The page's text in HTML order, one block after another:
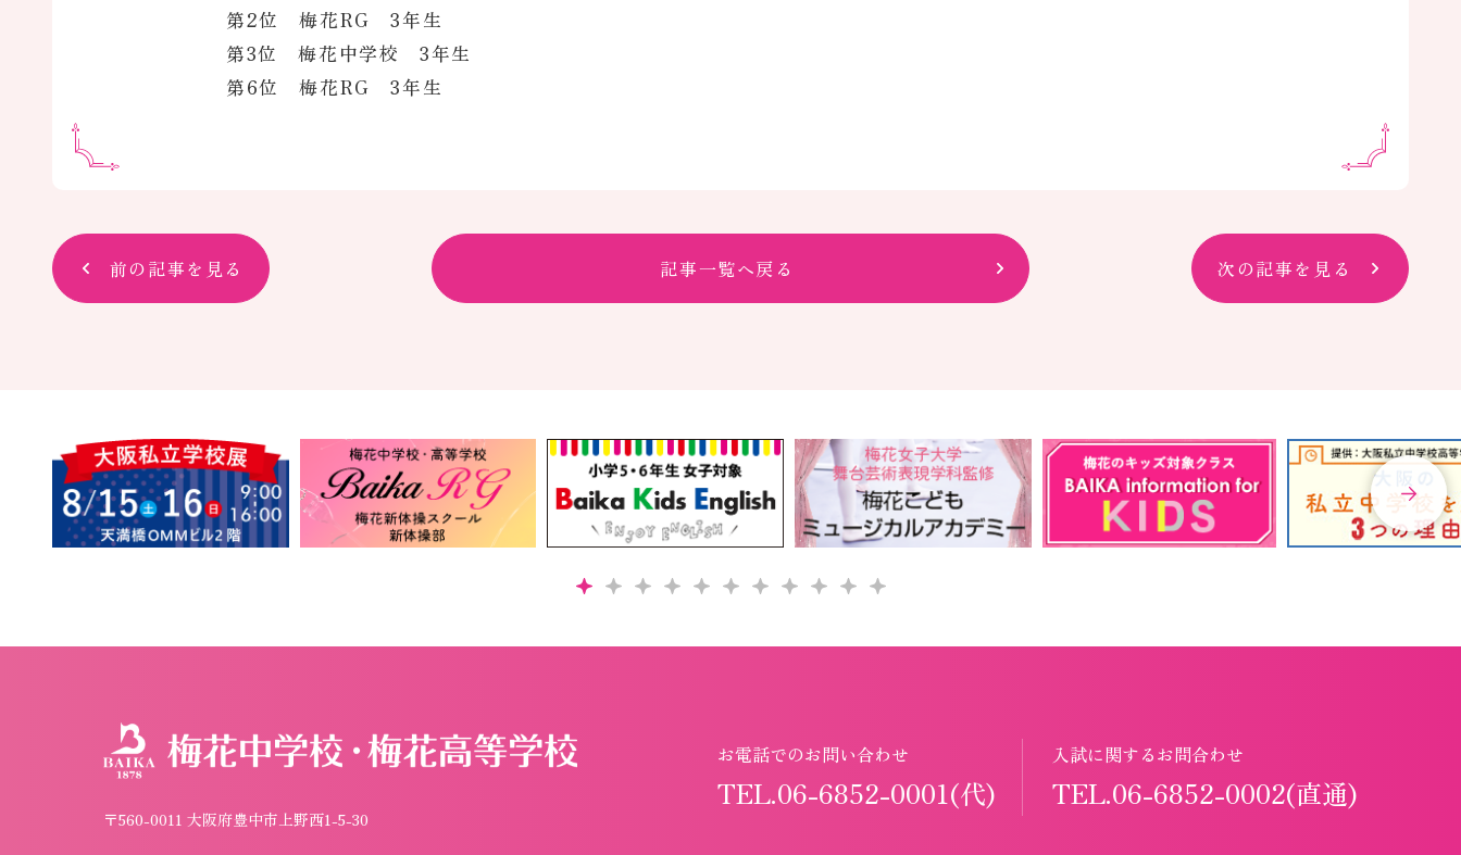
第2位 梅花RG 3年生
第3位 梅花中学校 3年生
第6位 梅花RG 3年生
前の記事を見る 次の記事を見る
記事一覧へ戻る
〒560-0011 大阪府豊中市上野西1-5-30
お電話でのお問い合わせ
TEL.06-6852-0001(代)
入試に関するお問合わせ
TEL.06-6852-0002(直通)